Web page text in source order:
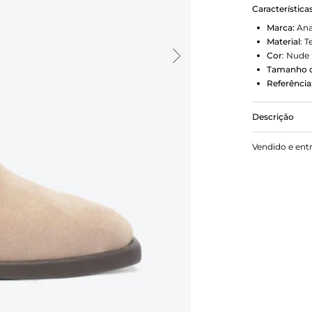
Marca:
Material:
Cor: Nude
Tamanho
Descrição
A bota
bloco e
Vendido e